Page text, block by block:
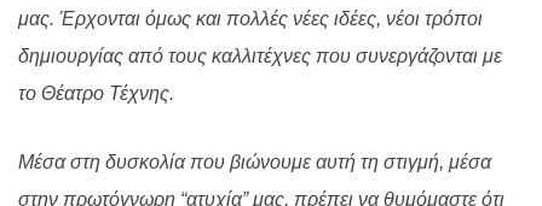
μας. Έρχονται όμως και πολλές νέες ιδέες, νέοι τρόποι
δημιουργίας από τους καλλιτέχνες που συνεργάζονται με
το Θέατρο Τέχνης.
Μέσα στη δυσκολία που βιώνουμε αυτή τη στιγμή, μέσα
στην πρωτόγνωρη “ατυχία” μας, πρέπει να θυμόμαστε ότι